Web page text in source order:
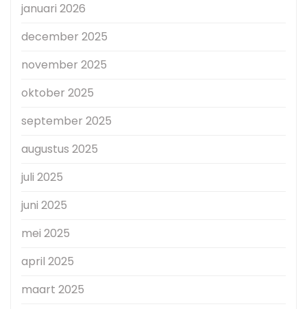
januari 2026
december 2025
november 2025
oktober 2025
september 2025
augustus 2025
juli 2025
juni 2025
mei 2025
april 2025
maart 2025